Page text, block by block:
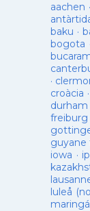
aachen ·
baku ·
bogota
·
croàcia ·
durham
guyane
iowa ·
luleå
maringá